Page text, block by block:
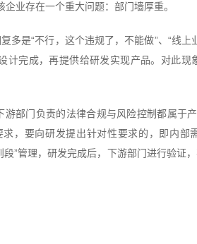
业存在一个重大问题：部门墙厚重。
是“不行，这个违规了，不能做”、“线
完成，再提供给研发实现产品。对此
部门负责的法律合规与风险控制都属于
，要向研发提出针对性要求的，即内
”管理，研发完成后，下游部门进行验